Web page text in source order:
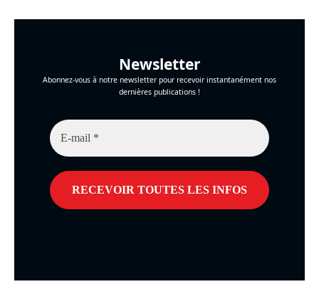
Newsletter
Abonnez-vous à notre newsletter pour recevoir instantanément nos
dernières publications !
E-